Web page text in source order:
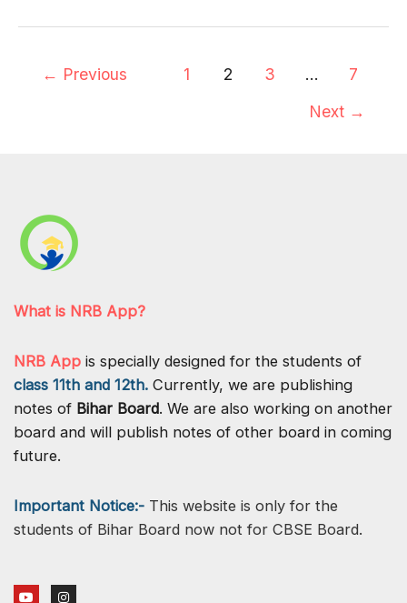
|
हिन्दी
मार्क्स
← Previous 1 2 3 …
7
Next →
What is NRB App?
NRB App is specially designed for the students of
class 11th and 12th. Currently, we are publishing
notes of Bihar Board. We are also working on another
board and will publish notes of other board in coming
future.
Important Notice:- This website is only for the
students of Bihar Board now not for CBSE Board.
Y
I